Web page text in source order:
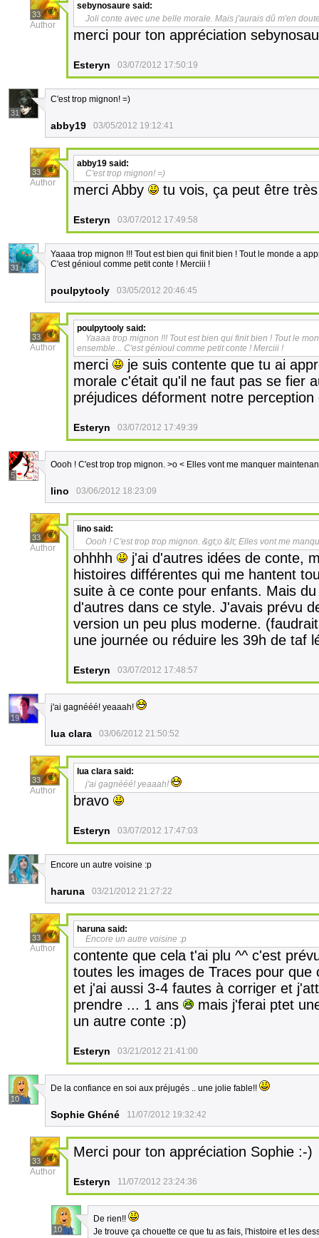
33
Author
sebynosaure said:
Joli conte avec une belle morale. Mais j'aurais dû m'en
merci pour ton appréciation
Esteryn 03/07/2012 17:50:19
31
C'est trop mignon! =)
abby19 03/05/2012 19:12:41
33
Author
abby19 said:
C'est trop mignon! =)
merci Abby tu vois, ça peut être
Esteryn 03/07/2012 17:49:58
31
Yaaaa trop mignon !!! Tout est bien qui finit bien ! Tout le monde a
C'est génioul comme petit conte ! Merciii !
poulpytooly 03/05/2012 20:46:45
33
Author
poulpytooly said:
Yaaaa trop mignon !!! Tout est bien qui finit bien ! Tout le
ensemble... C'est génioul comme petit conte ! Merciii !
merci
je suis contente que tu ai
morale c'était qu'il ne faut pas se fier
préjudices déforment notre
Esteryn 03/07/2012 17:49:39
5
Oooh ! C'est trop trop mignon. >o < Elles vont me manquer
lino 03/06/2012 18:23:09
33
Author
lino said:
Oooh ! C'est trop trop mignon. &gt;o &lt; Elles vont me
ohhhh
j'ai d'autres idées de conte,
histoires différentes qui me hantent
suite à ce conte pour enfants. Mais
d'autres dans ce style. J'avais prévu
version un peu plus moderne.
une journée ou réduire les 39h de taf
Esteryn 03/07/2012 17:48:57
19
j'ai gagnééé! yeaaah!
lua clara 03/06/2012 21:50:52
33
Author
lua clara said:
j'ai gagnééé! yeaaah!
bravo
Esteryn 03/07/2012 17:47:03
1
Encore un autre voisine :p
haruna 03/21/2012 21:27:22
33
Author
haruna said:
Encore un autre voisine :p
contente que cela t'ai plu ^^ c'est
toutes les images de Traces pour
et j'ai aussi 3-4 fautes à corriger et
prendre ... 1 ans
mais j'ferai ptet
un autre conte :p)
Esteryn 03/21/2012 21:41:00
10
De la confiance en soi aux préjugés .. une jolie fable!!
Sophie Ghéné 11/07/2012 19:32:42
33
Author
Merci pour ton appréciation Sophie :-)
Esteryn 11/07/2012 23:24:36
10
De rien!!
Je trouve ça chouette ce que tu as fais, l'histoire et les